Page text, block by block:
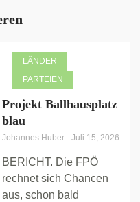
LÄNDER
PARTEIEN
Projekt Ballhausplatz
blau
Johannes Huber - Juli 15, 2026
BERICHT. Die FPÖ
rechnet sich Chancen
aus, schon bald